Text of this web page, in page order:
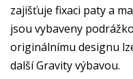
zajišťuje fixaci paty a
jsou vybaveny
originálnímu designu
další Gravity výbavou.